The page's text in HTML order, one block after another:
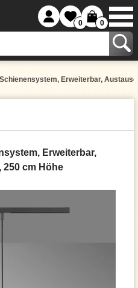
0 0
Erweiterbar,
Erweiterbar,
250 cm Höhe